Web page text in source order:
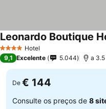
4 EstrelasHotel
Leonardo Boutique
9,1 Excelente 5.044 a
De € 144
Consulte os preços de 8